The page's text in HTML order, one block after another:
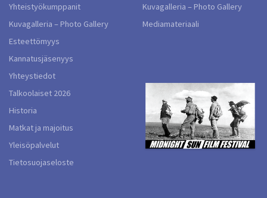
Yhteistyökumppanit
Kuvagalleria – Photo Gallery
Esteettömyys
Kannatusjäsenyys
Yhteystiedot
Talkoolaiset 2026
Historia
Matkat ja majoitus
Yleisöpalvelut
Tietosuojaseloste
Kuvagalleria – Photo Gallery
Mediamateriaali